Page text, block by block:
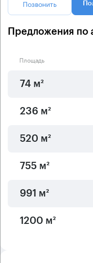
Позвонить
Предложения по
Площадь
74 м²
236 м²
520 м²
755 м²
991 м²
1200 м²